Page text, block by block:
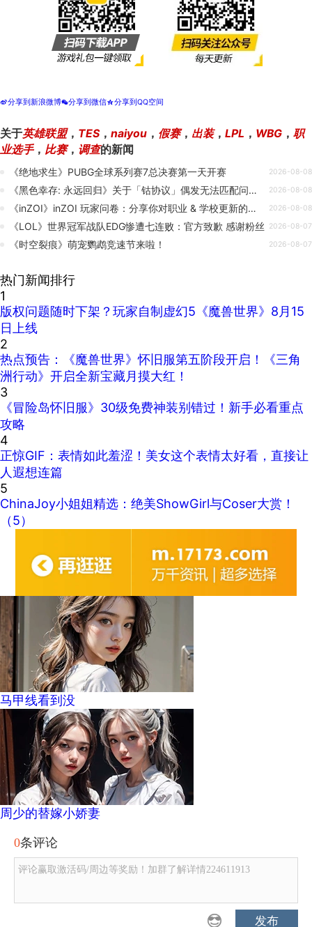
t分享到新浪微博w分享到微信z分享到QQ空间
关于英雄联盟， TES， naiyou ， 假赛， 出装， LPL ， WBG ， 职
业选手， 比赛， 调查的新闻
《绝地求生》PUBG全球系列赛7总决赛第一天开赛 2026-08-08
《黑色幸存: 永远回归》关于「钴协议」偶发无法匹配问题的说明 2026-08-08
《inZOI》inZOI 玩家问卷：分享你对职业 & 学校更新的反馈 2026-08-08
《LOL》世界冠军战队EDG惨遭七连败：官方致歉 感谢粉丝 2026-08-07
《时空裂痕》萌宠鹦鹉竞速节来啦！ 2026-08-07
热门新闻排行
1
版权问题随时下架？玩家自制虚幻5《魔兽世界》8月15
日上线
2
热点预告：《魔兽世界》怀旧服第五阶段开启！《三角
洲行动》开启全新宝藏月摸大红！
3
《冒险岛怀旧服》30级免费神装别错过！新手必看重点
攻略
4
正惊GIF：表情如此羞涩！美女这个表情太好看，直接让
人遐想连篇
5
ChinaJoy小姐姐精选：绝美ShowGirl与Coser大赏！
（5）
马甲线看到没
周少的替嫁小娇妻
0条评论
评论赢取激活码/周边等奖励！加群了解详情224611913
发布